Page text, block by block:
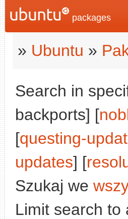
packages
» Ubuntu »
Search in
backports] [
[questing-
updates] [
Szukaj we
Limit search to